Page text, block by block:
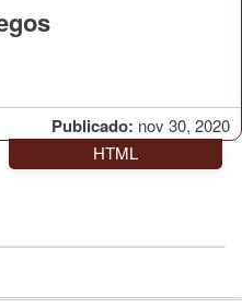
Publicado: nov 30, 2020
HTML